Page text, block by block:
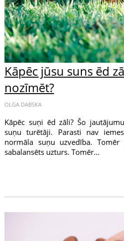
Kāpēc jūsu suns ēd
nozīmēt?
OLGA DABSKA
Kāpēc suņi ēd zāli? Šo
suņu turētāji. Parasti nav
normāla suņu uzvedība.
sabalansēts uzturs. Tomēr...